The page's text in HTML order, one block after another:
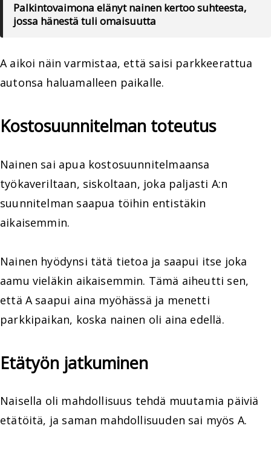
Palkintovaimona elänyt nainen kertoo suhteesta,
jossa hänestä tuli omaisuutta
A aikoi näin varmistaa, että saisi parkkeerattua
autonsa haluamalleen paikalle.
Kostosuunnitelman toteutus
Nainen sai apua kostosuunnitelmaansa
työkaveriltaan, siskoltaan, joka paljasti A:n
suunnitelman saapua töihin entistäkin
aikaisemmin.
Nainen hyödynsi tätä tietoa ja saapui itse joka
aamu vieläkin aikaisemmin. Tämä aiheutti sen,
että A saapui aina myöhässä ja menetti
parkkipaikan, koska nainen oli aina edellä.
Etätyön jatkuminen
Naisella oli mahdollisuus tehdä muutamia päiviä
etätöitä, ja saman mahdollisuuden sai myös A.